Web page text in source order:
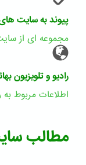
پیوند به سایت
مجموعه ای از
رادیو و تلویزیون
اطلاعات مربوط به
مطالب